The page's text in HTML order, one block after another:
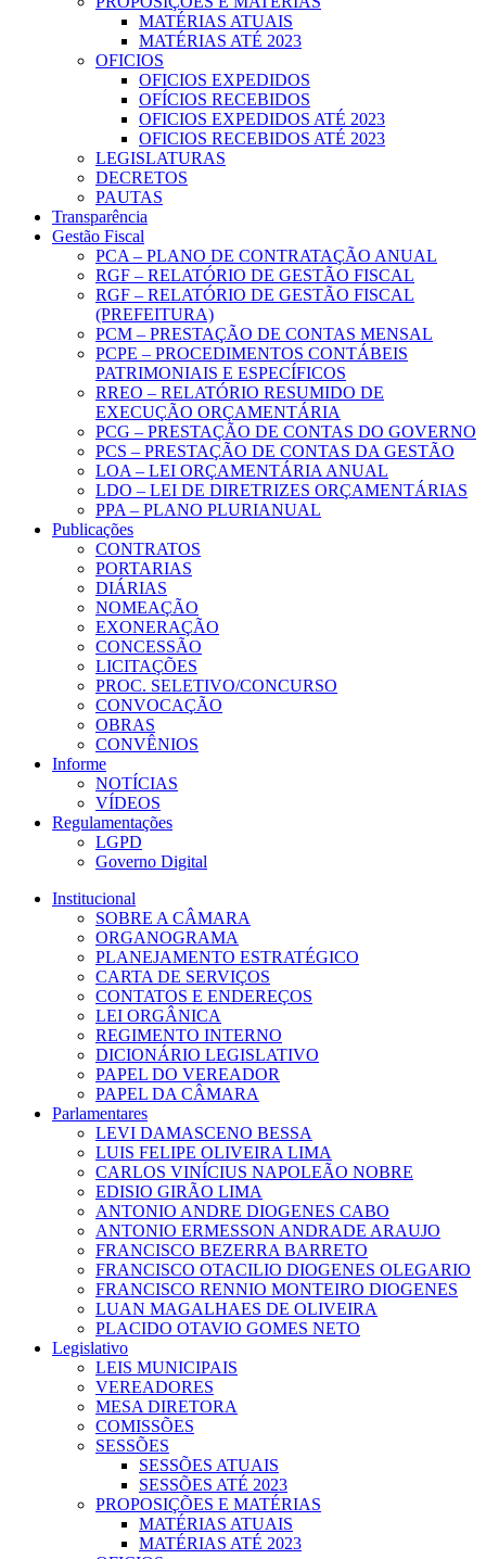
MATÉRIAS ATUAIS
MATÉRIAS ATÉ 2023
OFICIOS
OFICIOS EXPEDIDOS
OFÍCIOS RECEBIDOS
OFICIOS EXPEDIDOS ATÉ 2023
OFICIOS RECEBIDOS ATÉ 2023
LEGISLATURAS
DECRETOS
PAUTAS
Transparência
Gestão Fiscal
PCA – PLANO DE CONTRATAÇÃO ANUAL
RGF – RELATÓRIO DE GESTÃO FISCAL
RGF – RELATÓRIO DE GESTÃO FISCAL
(PREFEITURA)
PCM – PRESTAÇÃO DE CONTAS MENSAL
PCPE – PROCEDIMENTOS CONTÁBEIS
PATRIMONIAIS E ESPECÍFICOS
RREO – RELATÓRIO RESUMIDO DE
EXECUÇÃO ORÇAMENTÁRIA
PCG – PRESTAÇÃO DE CONTAS DO GOVERNO
PCS – PRESTAÇÃO DE CONTAS DA GESTÃO
LOA – LEI ORÇAMENTÁRIA ANUAL
LDO – LEI DE DIRETRIZES ORÇAMENTÁRIAS
PPA – PLANO PLURIANUAL
Publicações
CONTRATOS
PORTARIAS
DIÁRIAS
NOMEAÇÃO
EXONERAÇÃO
CONCESSÃO
LICITAÇÕES
PROC. SELETIVO/CONCURSO
CONVOCAÇÃO
OBRAS
CONVÊNIOS
Informe
NOTÍCIAS
VÍDEOS
Regulamentações
LGPD
Governo Digital
Institucional
SOBRE A CÂMARA
ORGANOGRAMA
PLANEJAMENTO ESTRATÉGICO
CARTA DE SERVIÇOS
CONTATOS E ENDEREÇOS
LEI ORGÂNICA
REGIMENTO INTERNO
DICIONÁRIO LEGISLATIVO
PAPEL DO VEREADOR
PAPEL DA CÂMARA
Parlamentares
LEVI DAMASCENO BESSA
LUIS FELIPE OLIVEIRA LIMA
CARLOS VINÍCIUS NAPOLEÃO NOBRE
EDISIO GIRÃO LIMA
ANTONIO ANDRE DIOGENES CABO
ANTONIO ERMESSON ANDRADE ARAUJO
FRANCISCO BEZERRA BARRETO
FRANCISCO OTACILIO DIOGENES OLEGARIO
FRANCISCO RENNIO MONTEIRO DIOGENES
LUAN MAGALHAES DE OLIVEIRA
PLACIDO OTAVIO GOMES NETO
Legislativo
LEIS MUNICIPAIS
VEREADORES
MESA DIRETORA
COMISSÕES
SESSÕES
SESSÕES ATUAIS
SESSÕES ATÉ 2023
PROPOSIÇÕES E MATÉRIAS
MATÉRIAS ATUAIS
MATÉRIAS ATÉ 2023